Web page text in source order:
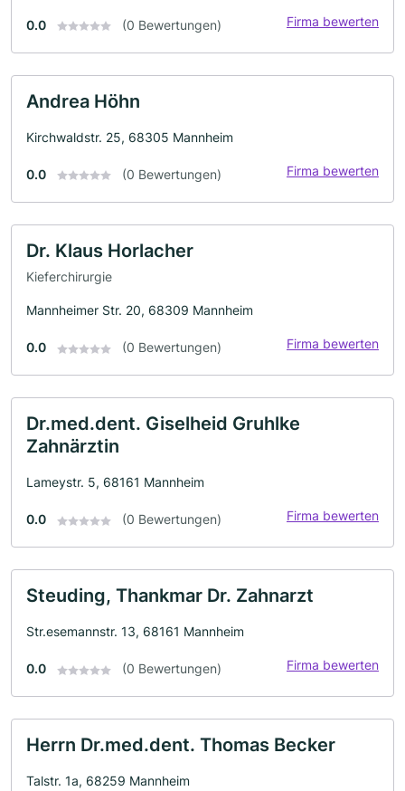
0.0 (0 Bewertungen) Firma bewerten
Andrea Höhn
Kirchwaldstr. 25, 68305 Mannheim
0.0 (0 Bewertungen) Firma bewerten
Dr. Klaus Horlacher
Kieferchirurgie
Mannheimer Str. 20, 68309 Mannheim
0.0 (0 Bewertungen) Firma bewerten
Dr.med.dent. Giselheid Gruhlke
Zahnärztin
Lameystr. 5, 68161 Mannheim
0.0 (0 Bewertungen) Firma bewerten
Steuding, Thankmar Dr. Zahnarzt
Str.esemannstr. 13, 68161 Mannheim
0.0 (0 Bewertungen) Firma bewerten
Herrn Dr.med.dent. Thomas Becker
Talstr. 1a, 68259 Mannheim